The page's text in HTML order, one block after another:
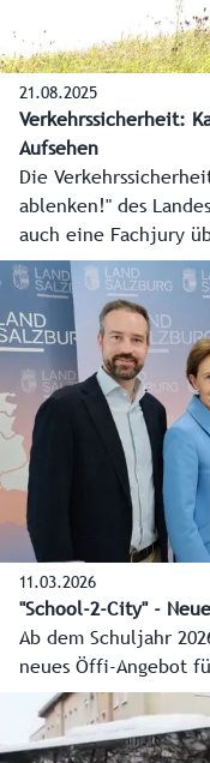
21.08.2025
Verkehrssicherheit:
Aufsehen
Die
ablenken!" des
auch eine Fachjury
die „Progress Out of
und man ist damit
Stimmen dazu und
11.03.2026
"School-2-City" -
Ab dem Schuljahr
neues Öffi-Angebot